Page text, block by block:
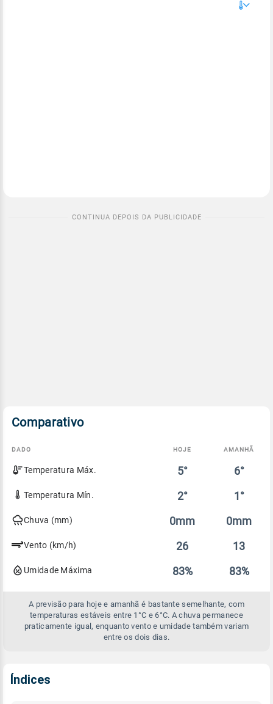
Comparativo
Comparativo
entre
previsão
hoje
DADO HOJE AMANHÃ
Temperatura Máx. 5° 6°
Temperatura Mín. 2° 1°
Chuva (mm) 0mm 0mm
Vento (km/h) 26 13
Umidade Máxima 83% 83%
A previsão para hoje e amanhã é bastante semelhante, com
temperaturas estáveis entre 1°C e 6°C. A chuva permanece
praticamente igual, enquanto vento e umidade também variam
entre os dois dias.
Índices